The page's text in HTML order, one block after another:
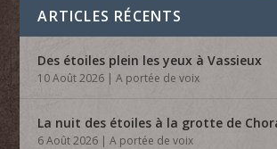
ARTICLES RÉCENTS
Des étoiles plein les yeux à Vassieux
10 Août 2026 |A portée de voix
La nuit des étoiles à la grotte de
6 Août 2026 |A portée de voix